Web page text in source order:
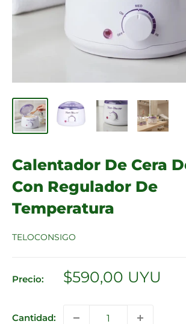
Calentador De Cera
Con Regulador De
Temperatura
TELOCONSIGO
Precio:
Precio
$590,00 UYU
Cantidad: